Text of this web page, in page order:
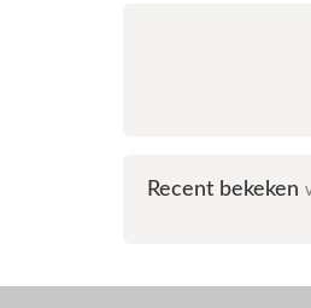
Recent bekeken